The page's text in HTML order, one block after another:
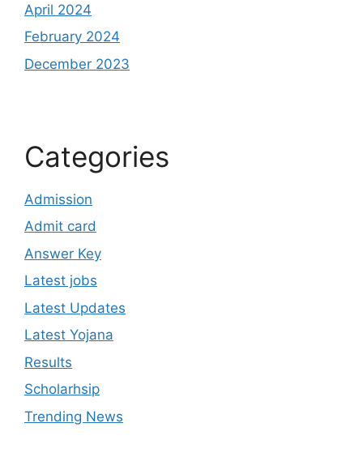
April 2024
February 2024
December 2023
Categories
Admission
Admit card
Answer Key
Latest jobs
Latest Updates
Latest Yojana
Results
Scholarhsip
Trending News